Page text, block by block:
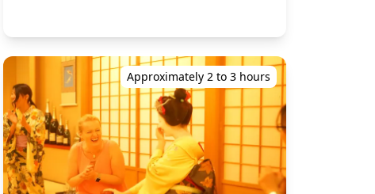
pembayaran tidak dapat dikembalikan. - Kami
tidak bertanggung jawab atas kerusakan apa
pun setelah tiket diserahkan kepada Anda oleh
staf kami di lokasi. Harap berhati-hati agar tidak
kehilangannya. - Nomor kursi tertera pada tiket.
Harap tunjukkan tiket Anda kepada resepsionis
di dekat kursi Anda dan duduk di kursi yang
ditandai dengan nomor kursi Anda. ##
**Catatan untuk hari itu** - Kami
memperkirakan panas yang ekstrem, jadi harap
Anda—beri tahu kami jika Anda ingin
mendiskusikan opsi! Berikut adalah contoh
rencana perjalanan untuk referensi Anda:
■Distrik Pontocho Gang Pontocho, sering
disebut sebagai jalan terindah di Kyoto, adalah
pelarian abadi dengan toko-toko tradisional dan
restoran yang nyaman. Bebas dari mobil dan
arsitektur modern, ia menawarkan sekilas
pesona otentik Kyoto. ■Kuil Kennin-ji Kunjungi
menjelajahi sejarah sake, dan berjalan-jalan
mempelajari lebih lanjut. ◆Termasuk ・
Mencicipi Sake (18 varietas di restoran sake) ・
Foto tur disertakan ・Biaya masuk ke Museum
Gekkeikan Okura *Tamu di bawah 20 tahun
dapat mengganti mencicipi sake dengan
makanan atau camilan ringan. ◆Tidak
Termasuk ・Makanan atau minuman tambahan
(tersedia untuk dibeli) ◆Jadwal Perjalanan ・
Approximately 2 to 3 hours